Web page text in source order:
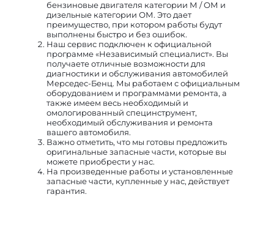
бензиновые двигателя категории М / ОМ и
дизельные категории ОМ. Это дает
преимущество, при котором работы будут
выполнены быстро и без ошибок.
Наш сервис подключен к официальной
программе «Независимый специалист». Вы
получаете отличные возможности для
диагностики и обслуживания автомобилей
Мерседес-Бенц. Мы работаем с официальным
оборудованием и программами ремонта, а
также имеем весь необходимый и
омологированный специнструмент,
необходимый обслуживания и ремонта
вашего автомобиля.
Важно отметить, что мы готовы предложить
оригинальные запасные части, которые вы
можете приобрести у нас.
На произведенные работы и установленные
запасные части, купленные у нас, действует
гарантия.